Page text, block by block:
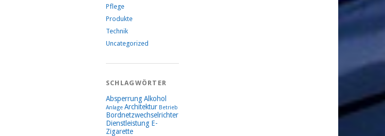
Pflege
Produkte
Technik
Uncategorized
SCHLAGWÖRTER
AbsperrungAlkohol
Anlage Architektur Betrieb
Bordnetzwechselrichter
Dienstleistung E-
Zigarette